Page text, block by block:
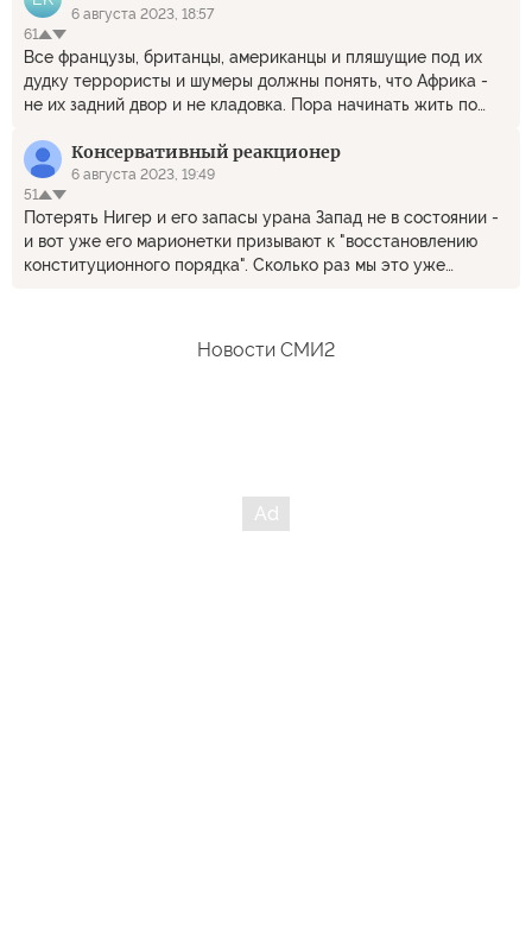
6 августа 2023, 18:57
61
Все французы, британцы, американцы и пляшущие под их
дудку террористы и шумеры должны понять, что Африка -
не их задний двор и не кладовка. Пора начинать жить по
коренные народы и вывозить все ништяки. Жгите, товарищи,
всех интервентов.
Консервативный реакционер
6 августа 2023, 19:49
51
Потерять Нигер и его запасы урана Запад не в состоянии -
и вот уже его марионетки призывают к "восстановлению
конституционного порядка". Сколько раз мы это уже
Новости СМИ2